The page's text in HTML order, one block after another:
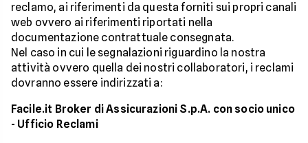
reclamo, ai riferimenti da questa forniti sui propri canali
web ovvero ai riferimenti riportati nella
documentazione contrattuale consegnata.
Nel caso in cui le segnalazioni riguardino la nostra
attività ovvero quella dei nostri collaboratori, i reclami
dovranno essere indirizzati a:
Facile.it Broker di Assicurazioni S.p.A. con socio unico
- Ufficio Reclami